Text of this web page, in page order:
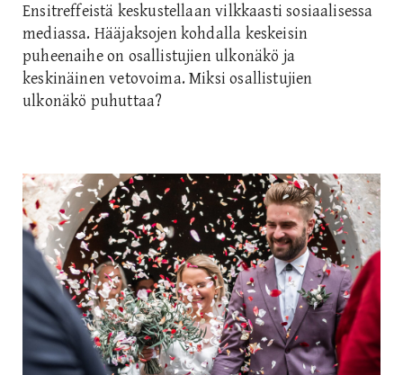
Ensitreffeistä keskustellaan vilkkaasti sosiaalisessa
mediassa. Hääjaksojen kohdalla keskeisin
puheenaihe on osallistujien ulkonäkö ja
keskinäinen vetovoima. Miksi osallistujien
ulkonäkö puhuttaa?